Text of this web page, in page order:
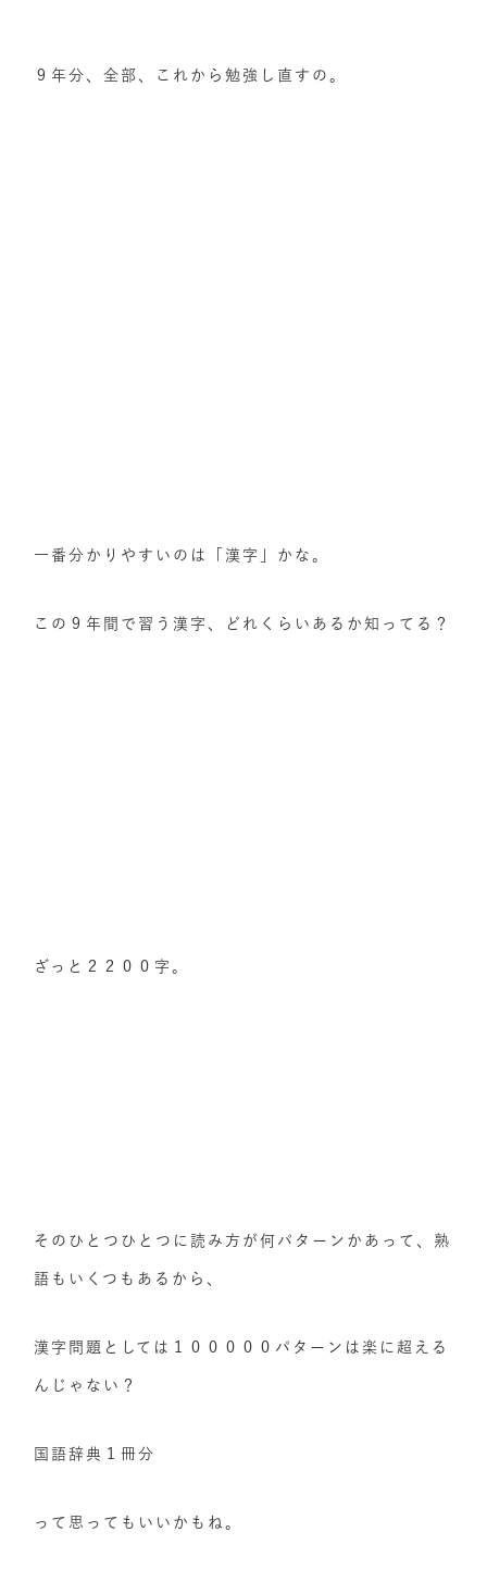
９年分、全部、これから勉強し直すの。
一番分かりやすいのは「漢字」かな。
この９年間で習う漢字、どれくらいあるか知ってる？
ざっと２２００字。
そのひとつひとつに読み方が何パターンかあって、熟
語もいくつもあるから、
漢字問題としては１０００００パターンは楽に超える
んじゃない？
国語辞典１冊分
って思ってもいいかもね。